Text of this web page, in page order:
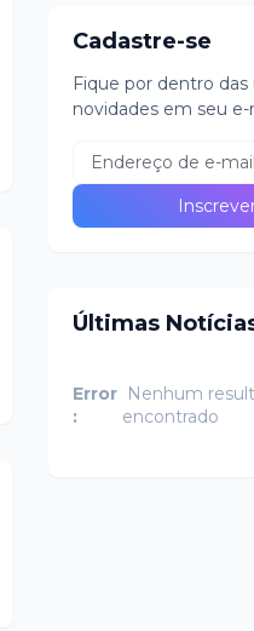
Cadastre-se
Fique por dentro
novidades em seu e-
Últimas
Error
:
Nenhum
encontrado